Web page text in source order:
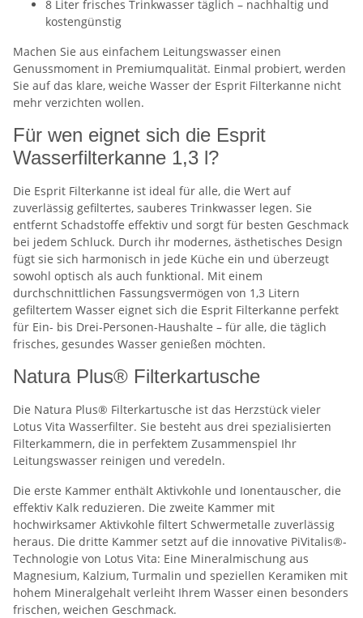
8 Liter frisches Trinkwasser täglich – nachhaltig und
kostengünstig
Machen Sie aus einfachem Leitungswasser einen
Genussmoment in Premiumqualität. Einmal probiert, werden
Sie auf das klare, weiche Wasser der Esprit Filterkanne nicht
mehr verzichten wollen.
Für wen eignet sich die Esprit
Wasserfilterkanne 1,3 l?
Die Esprit Filterkanne ist ideal für alle, die Wert auf
zuverlässig gefiltertes, sauberes Trinkwasser legen. Sie
entfernt Schadstoffe effektiv und sorgt für besten Geschmack
bei jedem Schluck. Durch ihr modernes, ästhetisches Design
fügt sie sich harmonisch in jede Küche ein und überzeugt
sowohl optisch als auch funktional. Mit einem
durchschnittlichen Fassungsvermögen von 1,3 Litern
gefiltertem Wasser eignet sich die Esprit Filterkanne perfekt
für Ein- bis Drei-Personen-Haushalte – für alle, die täglich
frisches, gesundes Wasser genießen möchten.
Natura Plus® Filterkartusche
Die Natura Plus® Filterkartusche ist das Herzstück vieler
Lotus Vita Wasserfilter. Sie besteht aus drei spezialisierten
Filterkammern, die in perfektem Zusammenspiel Ihr
Leitungswasser reinigen und veredeln.
Die erste Kammer enthält Aktivkohle und Ionentauscher, die
effektiv Kalk reduzieren. Die zweite Kammer mit
hochwirksamer Aktivkohle filtert Schwermetalle zuverlässig
heraus. Die dritte Kammer setzt auf die innovative PiVitalis®-
Technologie von Lotus Vita: Eine Mineralmischung aus
Magnesium, Kalzium, Turmalin und speziellen Keramiken mit
hohem Mineralgehalt verleiht Ihrem Wasser einen besonders
frischen, weichen Geschmack.